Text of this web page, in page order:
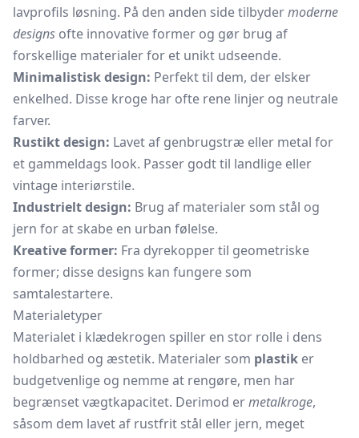
lavprofils løsning. På den anden side tilbydermoderne
designs ofte innovative former og gør brug af
forskellige materialer for et unikt udseende.
Minimalistisk design: Perfekt til dem, der elsker
enkelhed. Disse kroge har ofte rene linjer og neutrale
farver.
Rustikt design: Lavet af genbrugstræ eller metal for
et gammeldags look. Passer godt til landlige eller
vintage interiørstile.
Industrielt design: Brug af materialer som stål og
jern for at skabe en urban følelse.
Kreative former: Fra dyrekopper til geometriske
former; disse designs kan fungere som
samtalestartere.
Materialetyper
Materialet i klædekrogen spiller en stor rolle i dens
holdbarhed og æstetik. Materialer som plastik er
budgetvenlige og nemme at rengøre, men har
begrænset vægtkapacitet. Derimod ermetalkroge,
såsom dem lavet af rustfrit stål eller jern, meget